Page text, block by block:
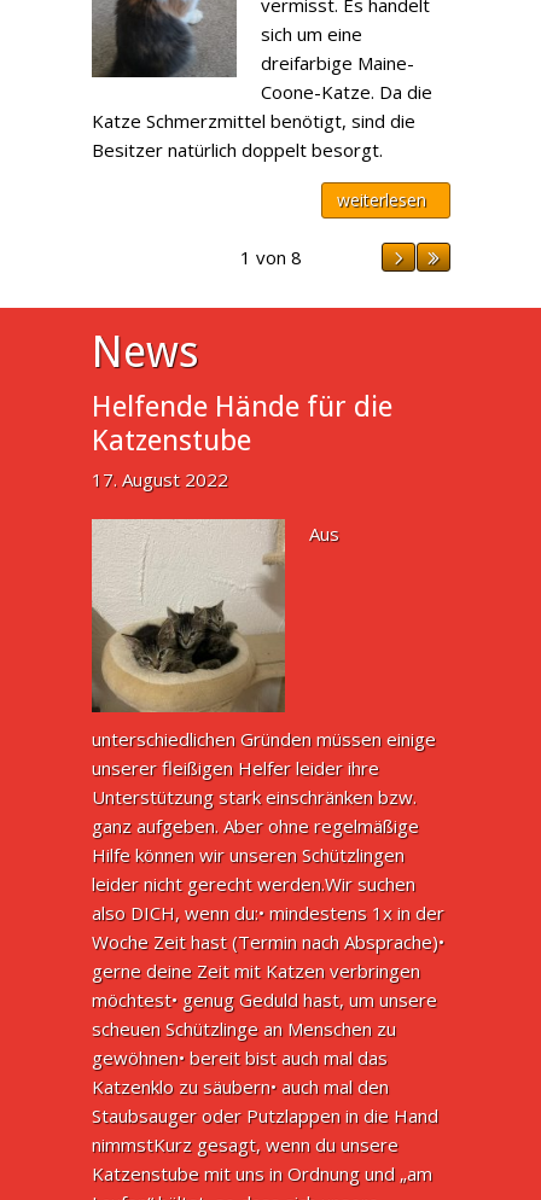
vermisst. Es handelt
sich um eine
dreifarbige Maine-
Coone-Katze. Da die
Katze Schmerzmittel benötigt, sind die
Besitzer natürlich doppelt besorgt.
weiterlesen
1 von 8
News
Helfende Hände für die
Katzenstube
17. August 2022
Aus
unterschiedlichen Gründen müssen einige
unserer fleißigen Helfer leider ihre
Unterstützung stark einschränken bzw.
ganz aufgeben. Aber ohne regelmäßige
Hilfe können wir unseren Schützlingen
leider nicht gerecht werden.Wir suchen
also DICH, wenn du:• mindestens 1x in der
Woche Zeit hast (Termin nach Absprache)•
gerne deine Zeit mit Katzen verbringen
möchtest• genug Geduld hast, um unsere
scheuen Schützlinge an Menschen zu
gewöhnen• bereit bist auch mal das
Katzenklo zu säubern• auch mal den
Staubsauger oder Putzlappen in die Hand
nimmstKurz gesagt, wenn du unsere
Katzenstube mit uns in Ordnung und „am